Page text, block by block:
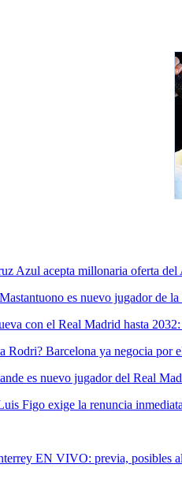
Azul acepta millonaria oferta
es nuevo jugador de
con el Real Madrid hasta
Rodri? Barcelona ya negocia por
es nuevo jugador del Real
Figo exige la renuncia
EN VIVO: previa, posibles